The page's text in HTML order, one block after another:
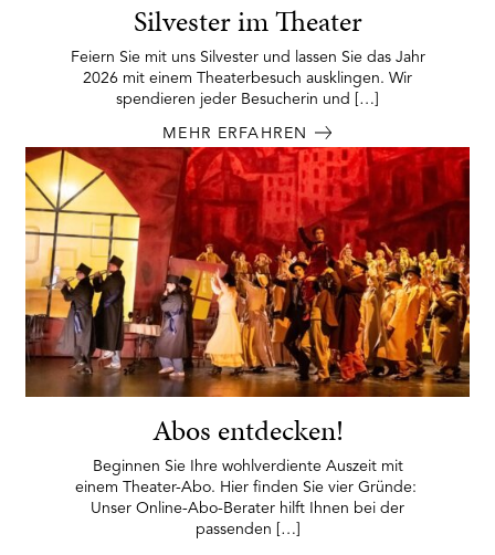
Silvester im Theater
Feiern Sie mit uns Silvester und lassen Sie das Jahr
2026 mit einem Theaterbesuch ausklingen. Wir
spendieren jeder Besucherin und […]
MEHR ERFAHREN
Abos entdecken!
Beginnen Sie Ihre wohlverdiente Auszeit mit
einem Theater-Abo. Hier finden Sie vier Gründe:
Unser Online-Abo-Berater hilft Ihnen bei der
passenden […]